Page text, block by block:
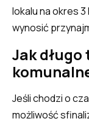
lokalu na okres
wynosić
Jak
Jeśli chodzi o
możliwość